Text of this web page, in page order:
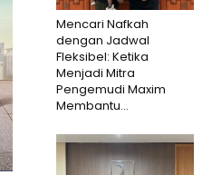
Mencari Nafkah
dengan Jadwal
Fleksibel: Ketika
Menjadi Mitra
Pengemudi Maxim
Membantu...